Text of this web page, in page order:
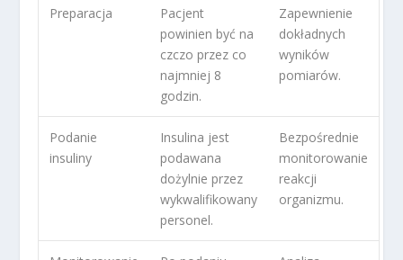
Preparacja
Pacjent
powinien być na
czczo przez co
najmniej 8
godzin.
Zapewnienie
dokładnych
wyników
pomiarów.
Podanie
insuliny
Insulina jest
podawana
dożylnie przez
wykwalifikowany
personel.
Bezpośrednie
monitorowanie
reakcji
organizmu.